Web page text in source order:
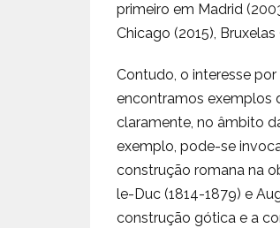
primeiro em Madrid
Chicago (2015),
Contudo, o interesse
encontramos exemplos
claramente, no âmbito
exemplo, pode-se
construção romana na
le-Duc (1814-1879) e
construção gótica e a